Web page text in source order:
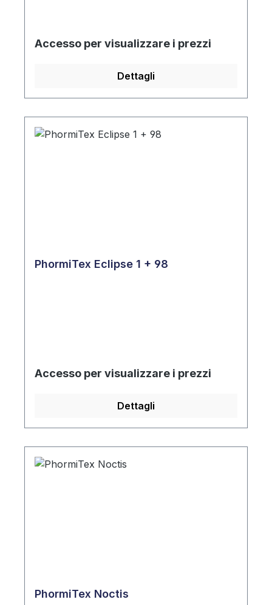
Accesso per visualizzare i prezzi
Dettagli
PhormiTex Eclipse 1 + 98
Accesso per visualizzare i prezzi
Dettagli
PhormiTex Noctis